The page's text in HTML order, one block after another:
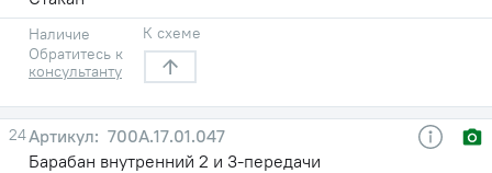
Наличие
Обратитесь к
консультанту
К схеме
24
700А.17.01.047
Барабан внутренний 2 и 3-передачи